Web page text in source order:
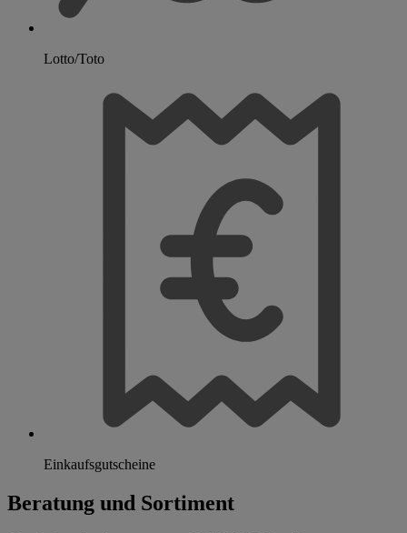
Lotto/Toto
Einkaufsgutscheine
Beratung und Sortiment